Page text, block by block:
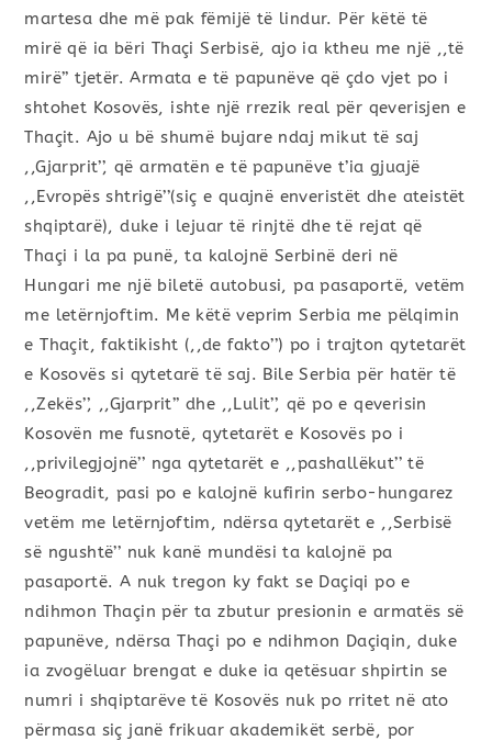
martesa dhe më pak fëmijë të lindur. Për këtë të
mirë që ia bëri Thaçi Serbisë, ajo ia ktheu me një ,,të
mirë’’ tjetër. Armata e të papunëve që çdo vjet po i
shtohet Kosovës, ishte një rrezik real për qeverisjen e
Thaçit. Ajo u bë shumë bujare ndaj mikut të saj
,,Gjarprit’’, që armatën e të papunëve t’ia gjuajë
,,Evropës shtrigë’’(siç e quajnë enveristët dhe ateistët
shqiptarë), duke i lejuar të rinjtë dhe të rejat që
Thaçi i la pa punë, ta kalojnë Serbinë deri në
Hungari me një biletë autobusi, pa pasaportë, vetëm
me letërnjoftim. Me këtë veprim Serbia me pëlqimin
e Thaçit, faktikisht (,,de fakto’’) po i trajton qytetarët
e Kosovës si qytetarë të saj. Bile Serbia për hatër të
,,Zekës’’, ,,Gjarprit’’ dhe ,,Lulit’’, që po e qeverisin
Kosovën me fusnotë, qytetarët e Kosovës po i
,,privilegjojnë’’ nga qytetarët e ,,pashallëkut’’ të
Beogradit, pasi po e kalojnë kufirin serbo-hungarez
vetëm me letërnjoftim, ndërsa qytetarët e ,,Serbisë
së ngushtë’’ nuk kanë mundësi ta kalojnë pa
pasaportë. A nuk tregon ky fakt se Daçiqi po e
ndihmon Thaçin për ta zbutur presionin e armatës së
papunëve, ndërsa Thaçi po e ndihmon Daçiqin, duke
ia zvogëluar brengat e duke ia qetësuar shpirtin se
numri i shqiptarëve të Kosovës nuk po rritet në ato
përmasa siç janë frikuar akademikët serbë, por